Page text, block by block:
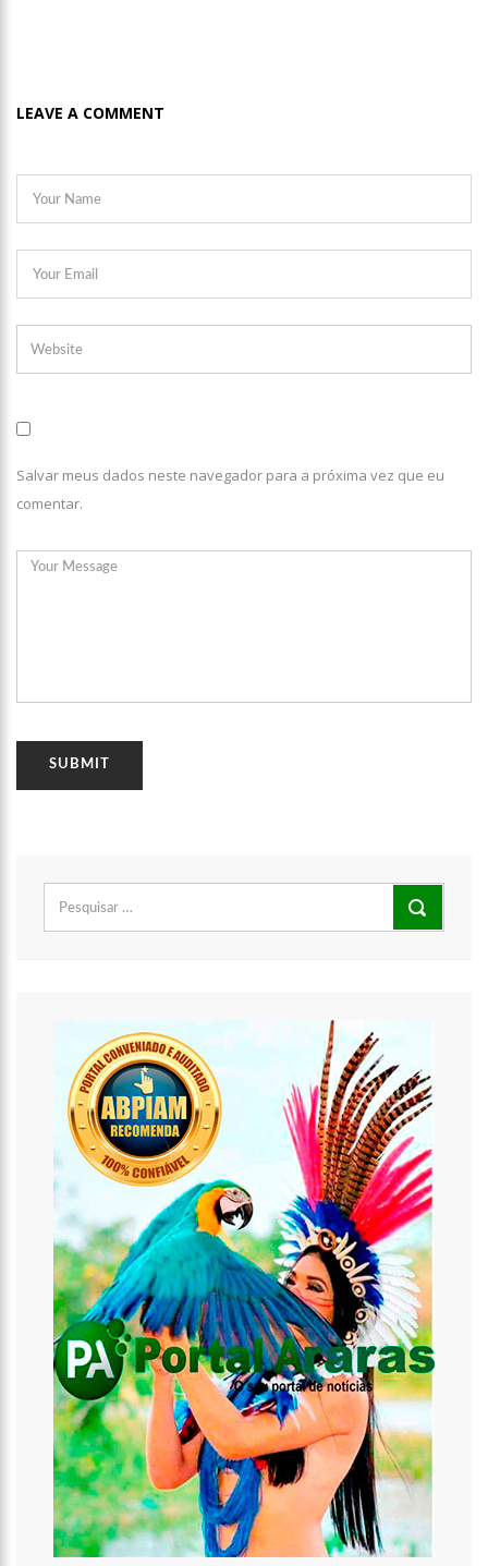
Jeveny Mendonça A nova guardiã do
LEAVE A COMMENT
Salvar meus dados neste navegador para a próxima vez que eu
comentar.
por: